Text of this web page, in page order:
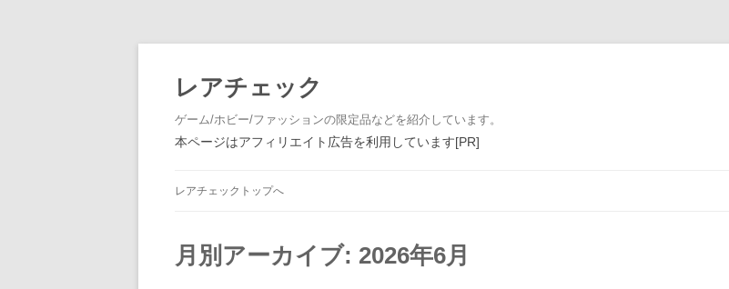
レアチェック
ゲーム/ホビー/ファッションの限定品などを紹介しています。
本ページはアフィリエイト広告を利用しています[PR]
レアチェックトップへ
月別アーカイブ: 2026年6月